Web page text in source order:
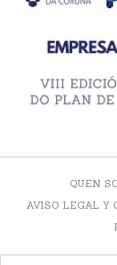
QUEN
AVISO LEGAL Y